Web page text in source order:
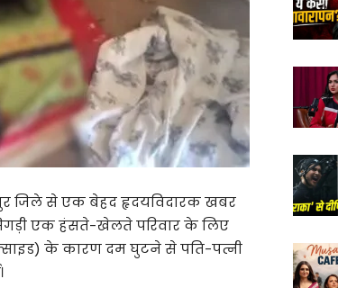
जिले से एक बेहद हृदयविदारक खबर
एक हंसते-खेलते परिवार के लिए
के कारण दम घुटने से पति-पत्नी